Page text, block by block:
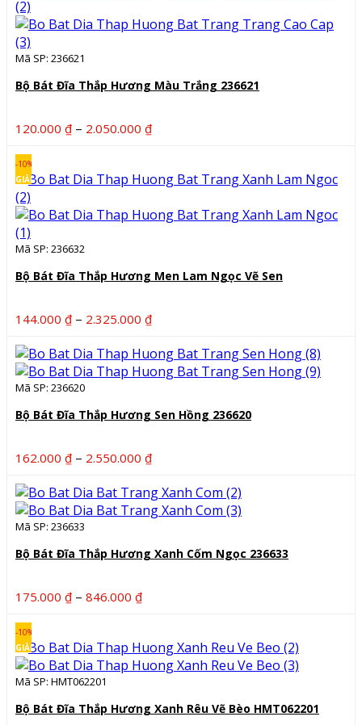
2.687.000 ₫
Mã SP: 236621
Bộ Bát Đĩa Thắp Hương Màu Trắng 236621
120.000 ₫ – 2.050.000 ₫Khoảng
120.000 ₫
2.050.000 ₫
-10%
GIẢM
Mã SP: 236632
Bộ Bát Đĩa Thắp Hương Men Lam Ngọc Vẽ Sen
144.000 ₫ – 2.325.000 ₫Khoảng
từ
144.000 ₫
2.325.000 ₫
Mã SP: 236620
Bộ Bát Đĩa Thắp Hương Sen Hồng 236620
162.000 ₫ – 2.550.000 ₫Khoảng
từ
162.000 ₫
2.550.000 ₫
Mã SP: 236633
Bộ Bát Đĩa Thắp Hương Xanh Cốm Ngọc 236633
175.000 ₫ – 846.000 ₫Khoảng
175.000 ₫
đến
-10%
GIẢM
Mã SP: HMT062201
Bộ Bát Đĩa Thắp Hương Xanh Rêu Vẽ Bèo HMT062201